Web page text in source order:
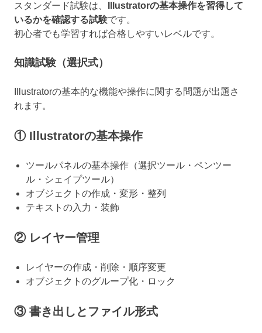
スタンダード試験は、
Illustratorの基本操作を習得して
いるかを確認する試験です。
初心者でも学習すれば合格しやすいレベルです。
知識試験（選択式）
Illustratorの基本的な機能や操作に関する問題が出題さ
れます。
① Illustratorの基本操作
ツールパネルの基本操作（選択ツール・ペンツー
ル・シェイプツール）
オブジェクトの作成・変形・整列
テキストの入力・装飾
② レイヤー管理
レイヤーの作成・削除・順序変更
オブジェクトのグループ化・ロック
③ 書き出しとファイル形式